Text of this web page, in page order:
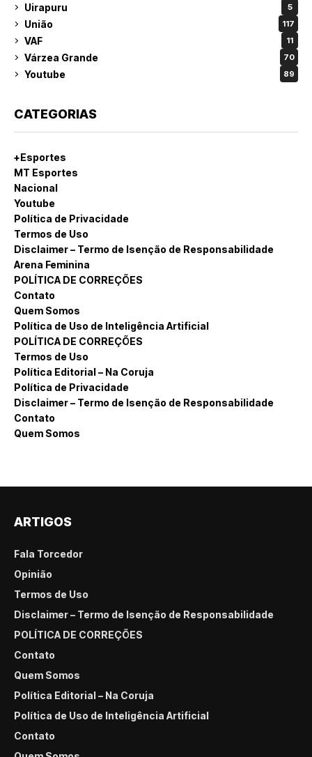
Uirapuru 5
União 117
VAF 11
Várzea Grande 70
Youtube 89
CATEGORIAS
+Esportes
MT Esportes
Nacional
Youtube
Política de Privacidade
Termos de Uso
Disclaimer – Termo de Isenção de Responsabilidade
Arena Feminina
POLÍTICA DE CORREÇÕES
Contato
Quem Somos
Política de Uso de Inteligência Artificial
POLÍTICA DE CORREÇÕES
Termos de Uso
Política Editorial – Na Coruja
Política de Privacidade
Disclaimer – Termo de Isenção de Responsabilidade
Contato
Quem Somos
ARTIGOS
Fala Torcedor
Opinião
Termos de Uso
Disclaimer – Termo de Isenção de Responsabilidade
POLÍTICA DE CORREÇÕES
Contato
Quem Somos
Política Editorial – Na Coruja
Política de Uso de Inteligência Artificial
Contato